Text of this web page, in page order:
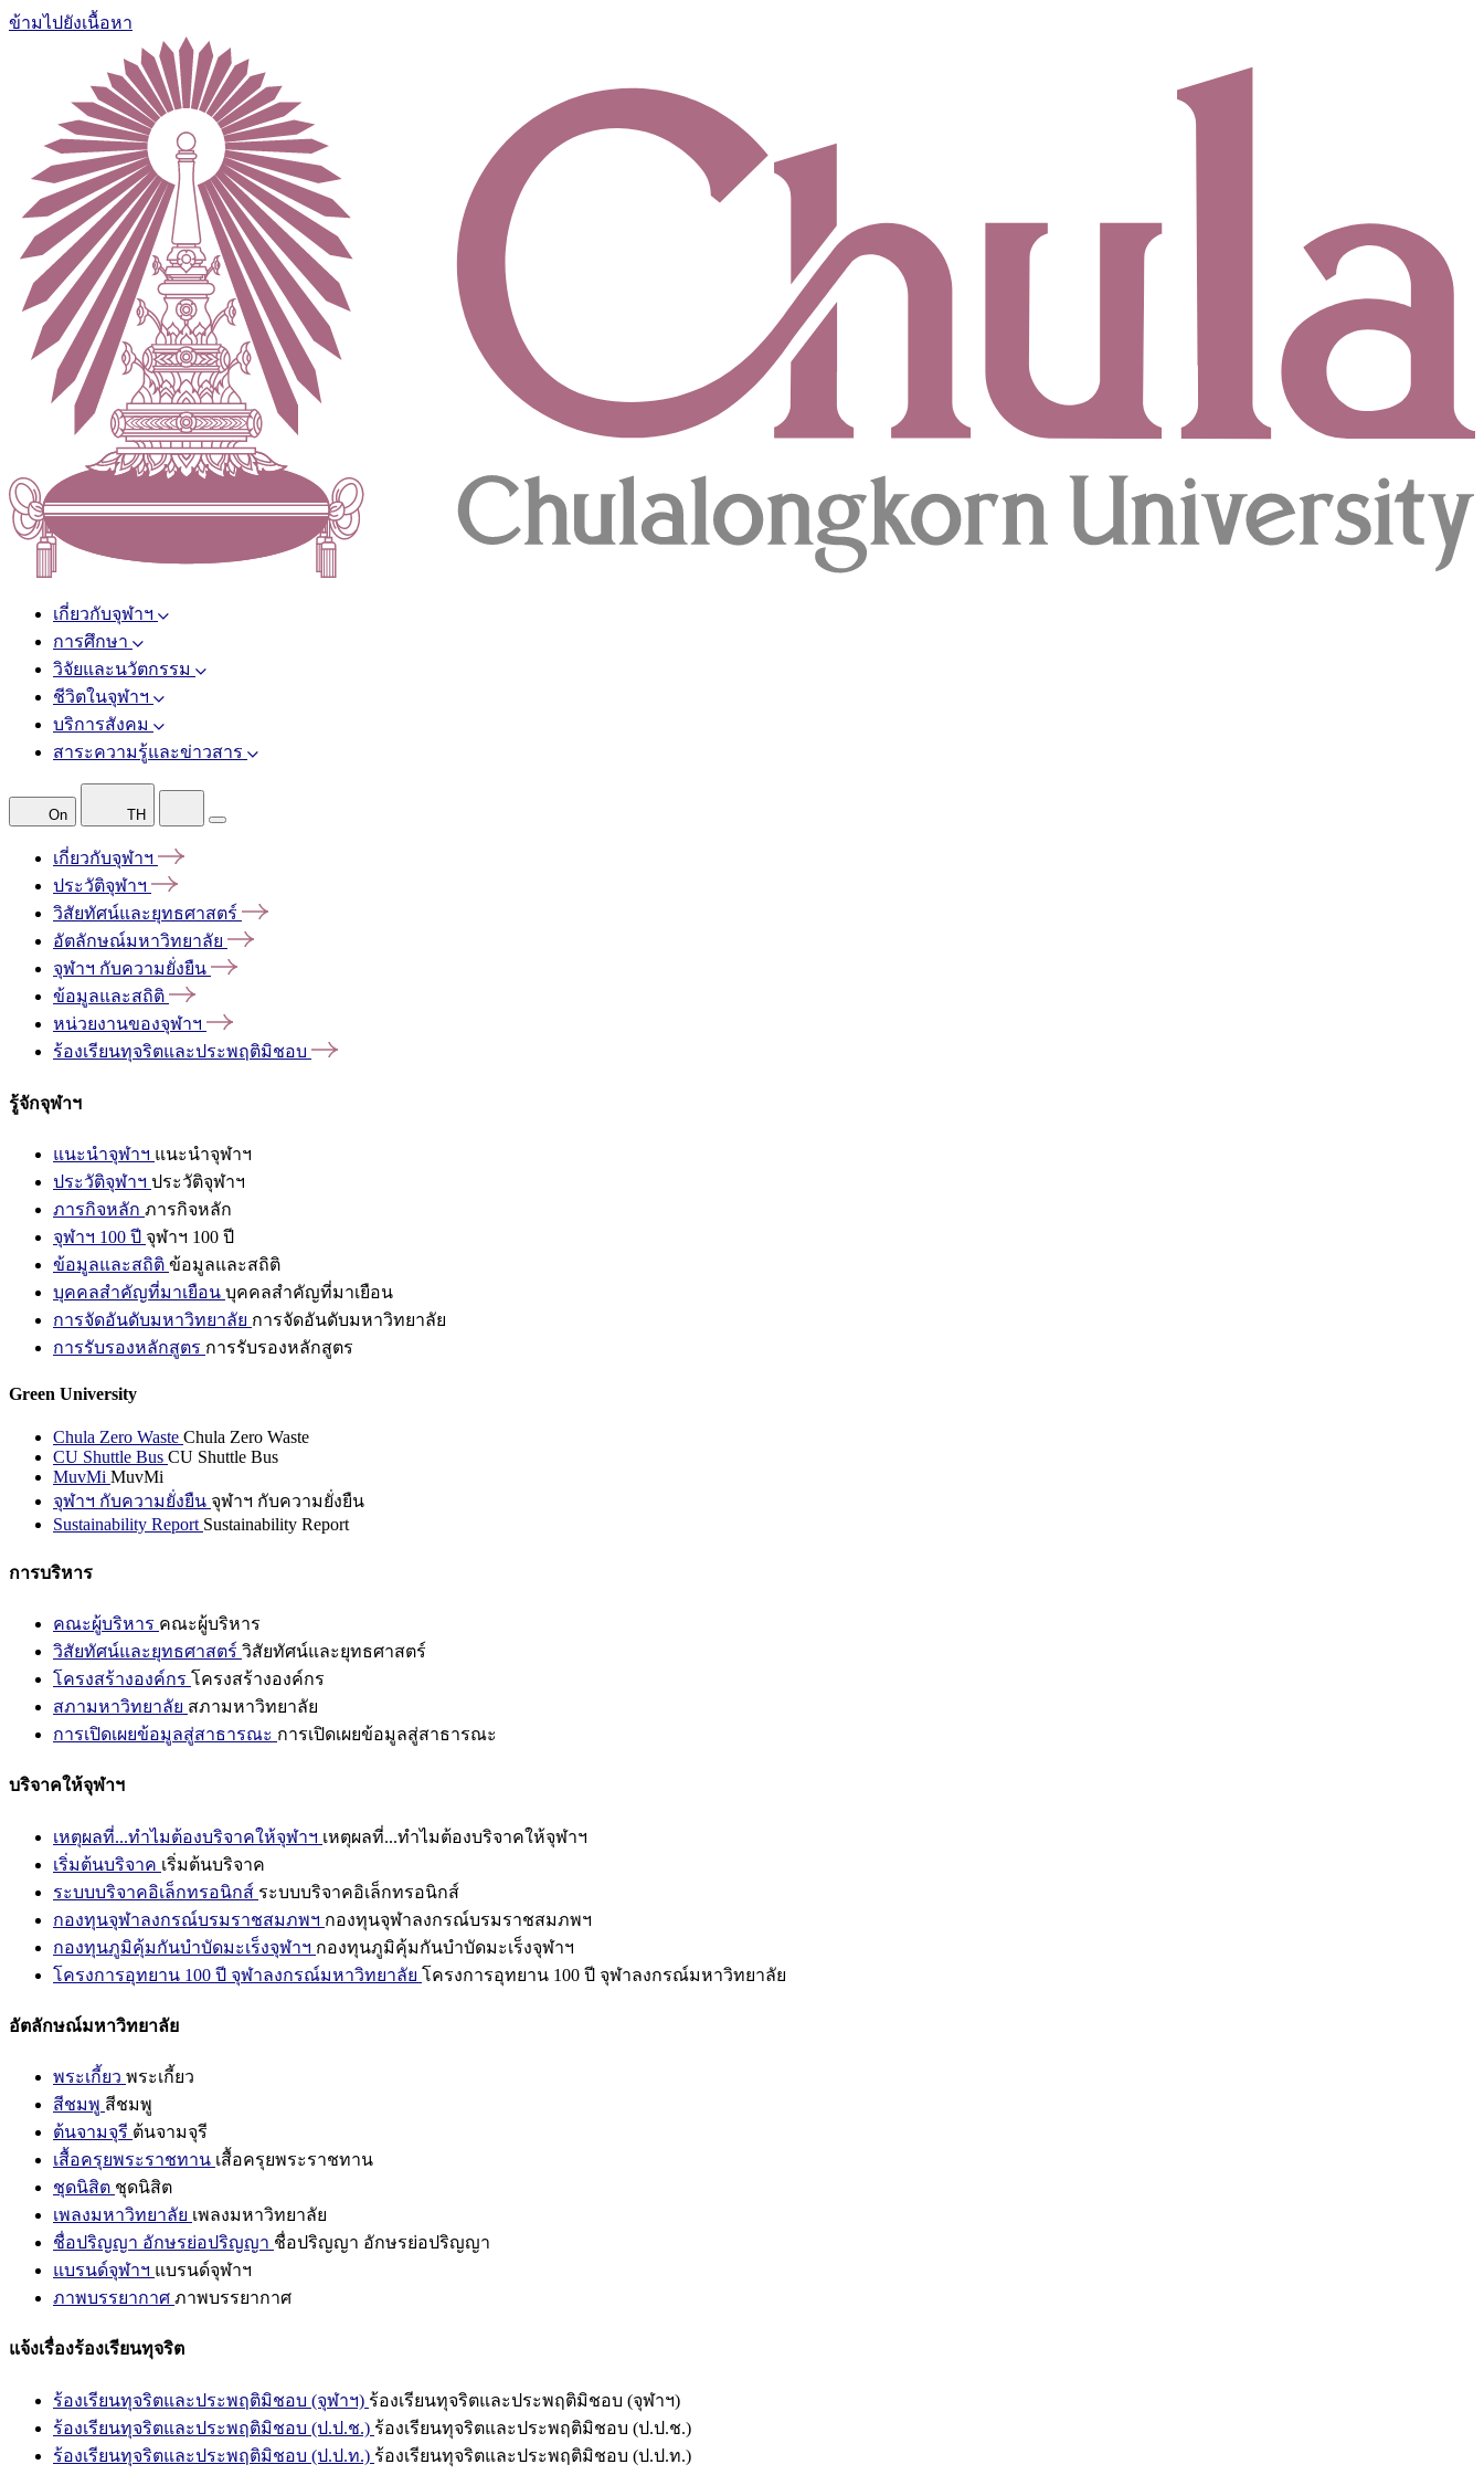
ข้ามไปยังเนื้อหา
เกี่ยวกับจุฬาฯ
การศึกษา
วิจัยและนวัตกรรม
ชีวิตในจุฬาฯ
บริการสังคม
สาระความรู้และข่าวสาร
On TH
เกี่ยวกับจุฬาฯ
ประวัติจุฬาฯ
วิสัยทัศน์และยุทธศาสตร์
อัตลักษณ์มหาวิทยาลัย
จุฬาฯ กับความยั่งยืน
ข้อมูลและสถิติ
หน่วยงานของจุฬาฯ
ร้องเรียนทุจริตและประพฤติมิชอบ
รู้จักจุฬาฯ
แนะนำจุฬาฯ แนะนำจุฬาฯ
ประวัติจุฬาฯ ประวัติจุฬาฯ
ภารกิจหลัก ภารกิจหลัก
จุฬาฯ 100 ปี จุฬาฯ 100 ปี
ข้อมูลและสถิติ ข้อมูลและสถิติ
บุคคลสำคัญที่มาเยือน บุคคลสำคัญที่มาเยือน
การจัดอันดับมหาวิทยาลัย การจัดอันดับมหาวิทยาลัย
การรับรองหลักสูตร การรับรองหลักสูตร
Green University
Chula Zero Waste Chula Zero Waste
CU Shuttle Bus CU Shuttle Bus
MuvMi MuvMi
จุฬาฯ กับความยั่งยืน จุฬาฯ กับความยั่งยืน
Sustainability Report Sustainability Report
การบริหาร
คณะผู้บริหาร คณะผู้บริหาร
วิสัยทัศน์และยุทธศาสตร์ วิสัยทัศน์และยุทธศาสตร์
โครงสร้างองค์กร โครงสร้างองค์กร
สภามหาวิทยาลัย สภามหาวิทยาลัย
การเปิดเผยข้อมูลสู่สาธารณะ การเปิดเผยข้อมูลสู่สาธารณะ
บริจาคให้จุฬาฯ
เหตุผลที่...ทำไมต้องบริจาคให้จุฬาฯ เหตุผลที่...ทำไมต้องบริจาคให้จุฬาฯ
เริ่มต้นบริจาค เริ่มต้นบริจาค
ระบบบริจาคอิเล็กทรอนิกส์ ระบบบริจาคอิเล็กทรอนิกส์
กองทุนจุฬาลงกรณ์บรมราชสมภพฯ กองทุนจุฬาลงกรณ์บรมราชสมภพฯ
กองทุนภูมิคุ้มกันบำบัดมะเร็งจุฬาฯ กองทุนภูมิคุ้มกันบำบัดมะเร็งจุฬาฯ
โครงการอุทยาน 100 ปี จุฬาลงกรณ์มหาวิทยาลัย โครงการอุทยาน 100 ปี จุฬาลงกรณ์มหาวิทยาลัย
อัตลักษณ์มหาวิทยาลัย
พระเกี้ยว พระเกี้ยว
สีชมพู สีชมพู
ต้นจามจุรี ต้นจามจุรี
เสื้อครุยพระราชทาน เสื้อครุยพระราชทาน
ชุดนิสิต ชุดนิสิต
เพลงมหาวิทยาลัย เพลงมหาวิทยาลัย
ชื่อปริญญา อักษรย่อปริญญา ชื่อปริญญา อักษรย่อปริญญา
แบรนด์จุฬาฯ แบรนด์จุฬาฯ
ภาพบรรยากาศ ภาพบรรยากาศ
แจ้งเรื่องร้องเรียนทุจริต
ร้องเรียนทุจริตและประพฤติมิชอบ (จุฬาฯ) ร้องเรียนทุจริตและประพฤติมิชอบ (จุฬาฯ)
ร้องเรียนทุจริตและประพฤติมิชอบ (ป.ป.ช.) ร้องเรียนทุจริตและประพฤติมิชอบ (ป.ป.ช.)
ร้องเรียนทุจริตและประพฤติมิชอบ (ป.ป.ท.) ร้องเรียนทุจริตและประพฤติมิชอบ (ป.ป.ท.)